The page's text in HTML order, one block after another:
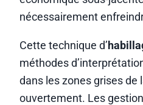
nécessairement
Cette technique d’
méthodes
dans les zones grises
ouvertement. Les